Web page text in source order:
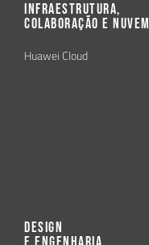
Infraestrutura,
Colaboração e Nuvem
Huawei Cloud
Design